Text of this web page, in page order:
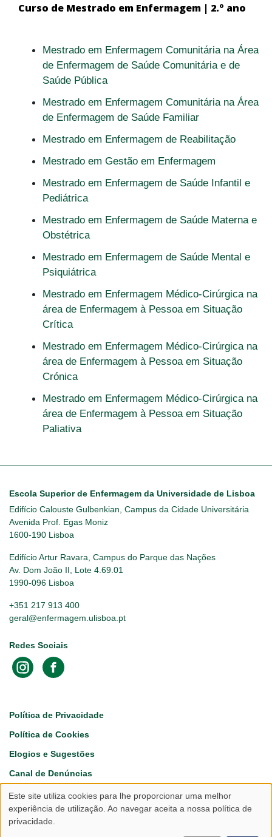
Curso de Mestrado em Enfermagem | 2.º ano
Mestrado em Enfermagem Comunitária na Área
de Enfermagem de Saúde Comunitária e de
Saúde Pública
Mestrado em Enfermagem Comunitária na Área
de Enfermagem de Saúde Familiar
Mestrado em Enfermagem de Reabilitação
Mestrado em Gestão em Enfermagem
Mestrado em Enfermagem de Saúde Infantil e
Pediátrica
Mestrado em Enfermagem de Saúde Materna e
Obstétrica
Mestrado em Enfermagem de Saúde Mental e
Psiquiátrica
Mestrado em Enfermagem Médico-Cirúrgica na
área de Enfermagem à Pessoa em Situação
Crítica
Mestrado em Enfermagem Médico-Cirúrgica na
área de Enfermagem à Pessoa em Situação
Crónica
Mestrado em Enfermagem Médico-Cirúrgica na
área de Enfermagem à Pessoa em Situação
Paliativa
Escola Superior de Enfermagem da Universidade de Lisboa
Edifício Calouste Gulbenkian, Campus da Cidade Universitária
Avenida Prof. Egas Moniz
1600-190 Lisboa
Edifício Artur Ravara, Campus do Parque das Nações
Av. Dom João II, Lote 4.69.01
1990-096 Lisboa
+351 217 913 400
geral@enfermagem.ulisboa.pt
Redes Sociais
Footer
Política de Privacidade
Política de Cookies
Elogios e Sugestões
Canal de Denúncias
Utilização
de
Este site utiliza cookies para lhe proporcionar uma melhor
experiência de utilização. Ao navegar aceita a nossa política de
privacidade.